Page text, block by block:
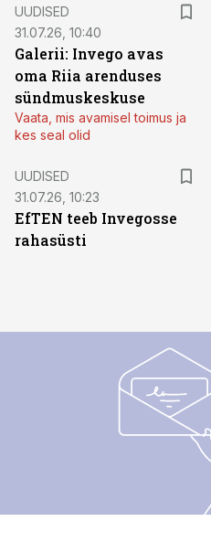
UUDISED
31.07.26, 10:40
Galerii: Invego avas
oma Riia arenduses
sündmuskeskuse
Vaata, mis avamisel toimus ja
kes seal olid
UUDISED
31.07.26, 10:23
EfTEN teeb Invegosse
rahasüsti